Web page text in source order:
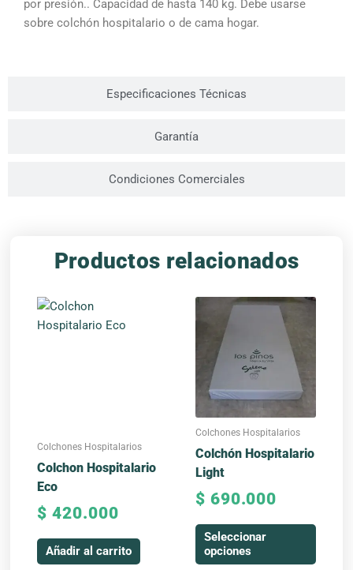
Especificaciones Técnicas
Garantía
Condiciones Comerciales
por presión.. Capacidad de hasta 140 kg. Debe usarse
sobre colchón hospitalario o de cama hogar.
Productos relacionados
Colchones Hospitalarios
Colchon Hospitalario
Eco
$ 420.000
Añadir al carrito
Colchones Hospitalarios
Colchón Hospitalario
Light
$ 690.000
Seleccionar
opciones
Este
producto
múltiples
variantes.
Las
opciones
se
pueden
elegir
en
la
página
de
producto